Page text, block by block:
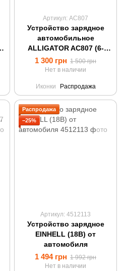
Артикул: AC807
Устройство зарядное
автомобильное
ALLIGATOR AC807 (6-
12В/10А)
1 300 грн 1 500 грн
Нет в наличии
Иконки Распродажа
Распродажа
−25%
Артикул: 4512113
Устройство зарядное
EINHELL (18В) от
автомобиля
1 494 грн 1 992 грн
Нет в наличии